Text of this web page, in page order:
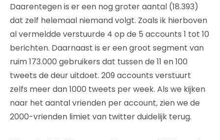
Daarentegen is er een nog groter aantal (18.393)
dat zelf helemaal niemand volgt. Zoals ik hierboven
al vermeldde verstuurde 4 op de 5 accounts 1 tot 10
berichten. Daarnaast is er een groot segment van
ruim 173.000 gebruikers dat tussen de 11 en 100
tweets de deur uitdoet. 209 accounts verstuurt
zelfs meer dan 1000 tweets per week. Als we kijken
naar het aantal vrienden per account, zien we de
2000-vrienden limiet van twitter duidelijk terug.